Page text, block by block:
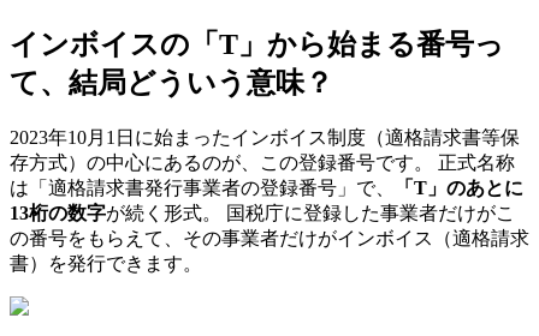
インボイスの「T」から始まる番号っ
て、結局どういう意味？
2023年10月1日に始まったインボイス制度（適格請求書等保
存方式）の中心にあるのが、この登録番号です。 正式名称
は「適格請求書発行事業者の登録番号」で、
「T」のあとに
13桁の数字が続く形式。 国税庁に登録した事業者だけがこ
の番号をもらえて、その事業者だけがインボイス（適格請求
書）を発行できます。